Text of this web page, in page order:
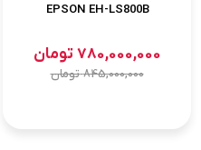
EPSON EH-LS800B
780,000,000تومان
845,000,000تومان